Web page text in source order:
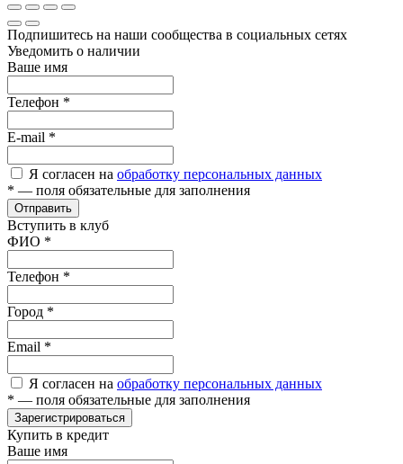
Подпишитесь на наши сообщества в социальных сетях
Уведомить о наличии
Ваше имя
Телефон *
E-mail *
Я согласен на обработку персональных данных
* — поля обязательные для заполнения
Отправить
Вступить в клуб
ФИО *
Телефон *
Город *
Email *
Я согласен на обработку персональных данных
* — поля обязательные для заполнения
Зарегистрироваться
Купить в кредит
Ваше имя